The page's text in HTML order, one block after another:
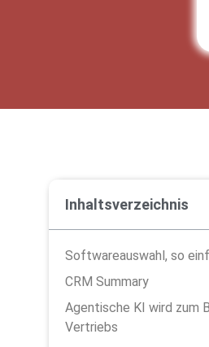
Inhaltsverzeichnis
Softwareauswahl, so
CRM Summary
Agentische KI wird zum
Vertriebs